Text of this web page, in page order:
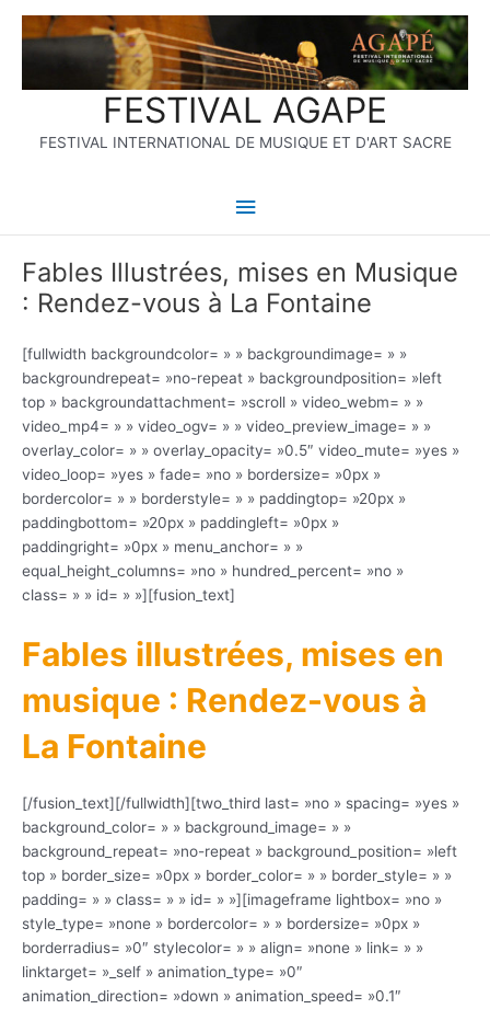
FESTIVAL AGAPE
FESTIVAL INTERNATIONAL DE MUSIQUE ET D'ART SACRE
Menu
principal
Fables Illustrées, mises en Musique
: Rendez-vous à La Fontaine
[fullwidth backgroundcolor= » » backgroundimage= » »
backgroundrepeat= »no-repeat » backgroundposition= »left
top » backgroundattachment= »scroll » video_webm= » »
video_mp4= » » video_ogv= » » video_preview_image= » »
overlay_color= » » overlay_opacity= »0.5″ video_mute= »yes »
video_loop= »yes » fade= »no » bordersize= »0px »
bordercolor= » » borderstyle= » » paddingtop= »20px »
paddingbottom= »20px » paddingleft= »0px »
paddingright= »0px » menu_anchor= » »
equal_height_columns= »no » hundred_percent= »no »
class= » » id= » »][fusion_text]
Fables illustrées, mises en
musique : Rendez-vous à
La Fontaine
[/fusion_text][/fullwidth][two_third last= »no » spacing= »yes »
background_color= » » background_image= » »
background_repeat= »no-repeat » background_position= »left
top » border_size= »0px » border_color= » » border_style= » »
padding= » » class= » » id= » »][imageframe lightbox= »no »
style_type= »none » bordercolor= » » bordersize= »0px »
borderradius= »0″ stylecolor= » » align= »none » link= » »
linktarget= »_self » animation_type= »0″
animation_direction= »down » animation_speed= »0.1″